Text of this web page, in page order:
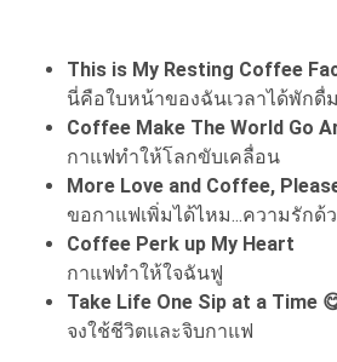
This is My Resting Coffee
นี่คือใบหน้าของฉันเวลาได้พักดื่
Coffee Make The World Go
กาแฟทำให้โลกขับเคลื่อน
More Love and Coffee,
ขอกาแฟเพิ่มได้ไหม...ความรักด้
Coffee Perk up My Heart
กาแฟทำให้ใจฉันฟู
Take Life One Sip at a Time
จงใช้ชีวิตและจิบกาแฟ